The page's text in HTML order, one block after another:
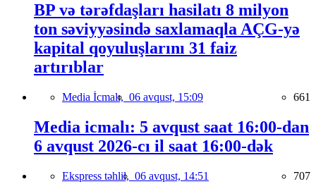
BP və tərəfdaşları hasilatı 8 milyon
ton səviyyəsində saxlamaqla AÇG-yə
kapital qoyuluşlarını 31 faiz
artırıblar
Media İcmalı, 06 avqust, 15:09 661
Media icmalı: 5 avqust saat 16:00-dan
6 avqust 2026-cı il saat 16:00-dək
Ekspress təhlil, 06 avqust, 14:51 707